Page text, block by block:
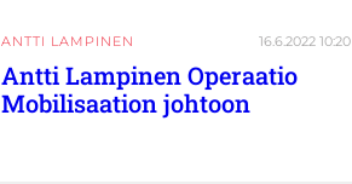
ANTTI LAMPINEN 16.6.2022 10:20
Antti Lampinen Operaatio
Mobilisaation johtoon